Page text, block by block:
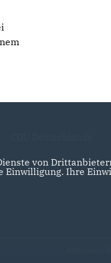
von
Einwilligung. Ihre